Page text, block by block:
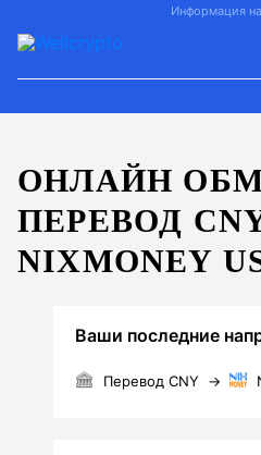
Информация
ОНЛАЙН
ПЕРЕВОД
NIXMONEY
Ваши последние
Перевод CNY →